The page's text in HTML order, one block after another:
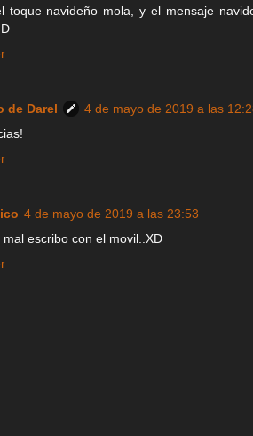
toque navideño mola, y el mensaje
de Darel
4 de mayo de 2019 a las
4 de mayo de 2019 a las 23:53
escribo con el movil..XD